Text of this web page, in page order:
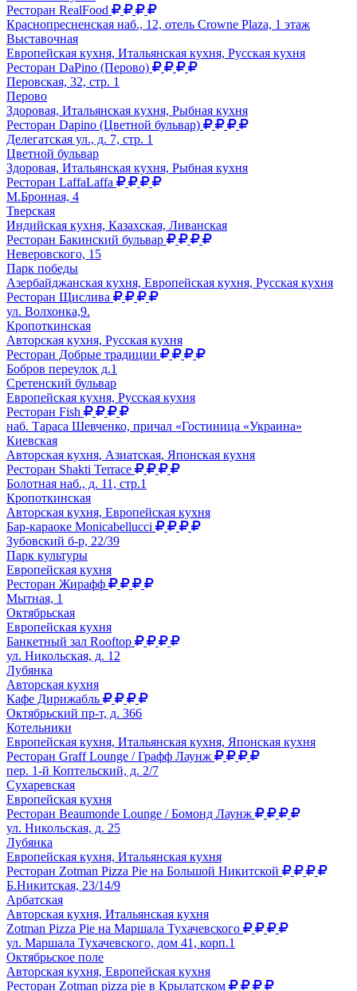
Ресторан RealFood
Краснопресненская наб., 12, отель Crowne Plaza, 1 этаж
Выставочная
Европейская кухня, Итальянская кухня, Русская кухня
Ресторан DaPino (Перово)
Перовская, 32, стр. 1
Перово
Здоровая, Итальянская кухня, Рыбная кухня
Ресторан Dapino (Цветной бульвар)
Делегатская ул., д. 7, стр. 1
Цветной бульвар
Здоровая, Итальянская кухня, Рыбная кухня
Ресторан LaffaLaffa
М.Бронная, 4
Тверская
Индийская кухня, Казахская, Ливанская
Ресторан Бакинский бульвар
Неверовского, 15
Парк победы
Азербайджанская кухня, Европейская кухня, Русская кухня
Ресторан Щислива
ул. Волхонка,9.
Кропоткинская
Авторская кухня, Русская кухня
Ресторан Добрые традиции
Бобров переулок д.1
Сретенский бульвар
Европейская кухня, Русская кухня
Ресторан Fish
наб. Тараса Шевченко, причал «Гостиница «Украина»
Киевская
Авторская кухня, Азиатская, Японская кухня
Ресторан Shakti Terrace
Болотная наб., д. 11, стр.1
Кропоткинская
Авторская кухня, Европейская кухня
Бар-караоке Monicabellucci
Зубовский б-р, 22/39
Парк культуры
Европейская кухня
Ресторан Жирафф
Мытная, 1
Октябрьская
Европейская кухня
Банкетный зал Rooftop
ул. Никольская, д. 12
Лубянка
Авторская кухня
Кафе Дирижабль
Октябрьский пр-т, д. 366
Котельники
Европейская кухня, Итальянская кухня, Японская кухня
Ресторан Graff Lounge / Графф Лаунж
пер. 1-й Коптельский, д. 2/7
Сухаревская
Европейская кухня
Ресторан Beaumonde Lounge / Бомонд Лаунж
ул. Никольская, д. 25
Лубянка
Европейская кухня, Итальянская кухня
Ресторан Zotman Pizza Pie на Большой Никитской
Б.Никитская, 23/14/9
Арбатская
Авторская кухня, Итальянская кухня
Zotman Pizza Pie на Маршала Тухачевского
ул. Маршала Тухачевского, дом 41, корп.1
Октябрьское поле
Авторская кухня, Европейская кухня
Ресторан Zotman pizza pie в Крылатском